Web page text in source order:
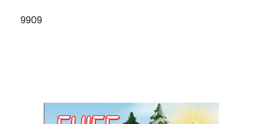
9909